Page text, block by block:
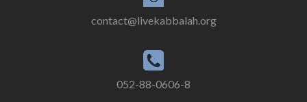
contact@livekabbalah.org
052-88-0606-8